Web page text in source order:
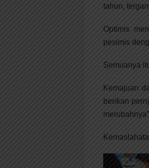
tahun,
Optimis
pesimis
Semuanya
Kemajuan
berikan
merubahnya”